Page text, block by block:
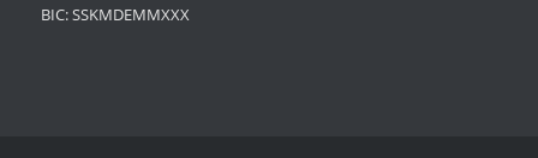
BIC: SSKMDEMMXXX